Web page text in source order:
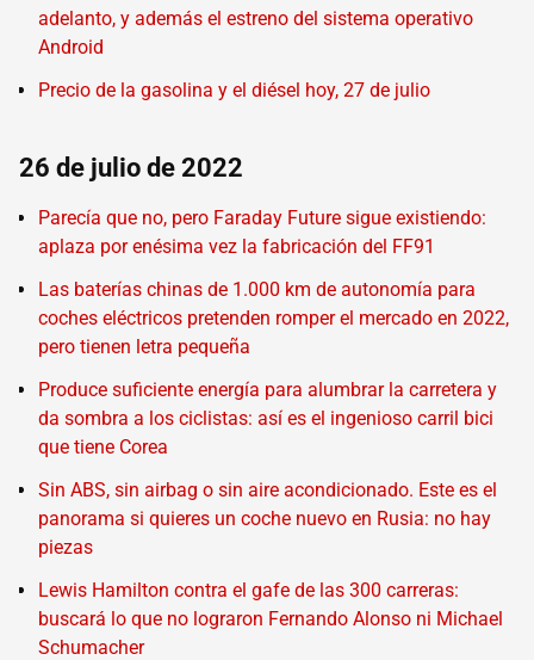
adelanto, y además el estreno del sistema operativo
Android
Precio de la gasolina y el diésel hoy, 27 de julio
26 de julio de 2022
Parecía que no, pero Faraday Future sigue existiendo:
aplaza por enésima vez la fabricación del FF91
Las baterías chinas de 1.000 km de autonomía para
coches eléctricos pretenden romper el mercado en 2022,
pero tienen letra pequeña
Produce suficiente energía para alumbrar la carretera y
da sombra a los ciclistas: así es el ingenioso carril bici
que tiene Corea
Sin ABS, sin airbag o sin aire acondicionado. Este es el
panorama si quieres un coche nuevo en Rusia: no hay
piezas
Lewis Hamilton contra el gafe de las 300 carreras:
buscará lo que no lograron Fernando Alonso ni Michael
Schumacher